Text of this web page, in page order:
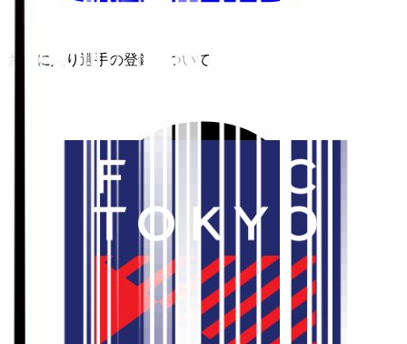
お気に入り選手の登録について